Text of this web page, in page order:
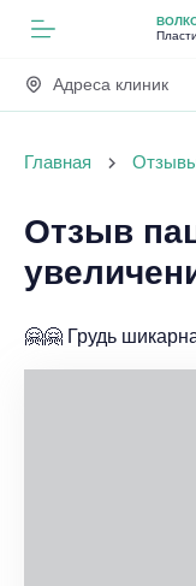
Адреса клиник
Главная
Отзыв
🤗🤗 Грудь